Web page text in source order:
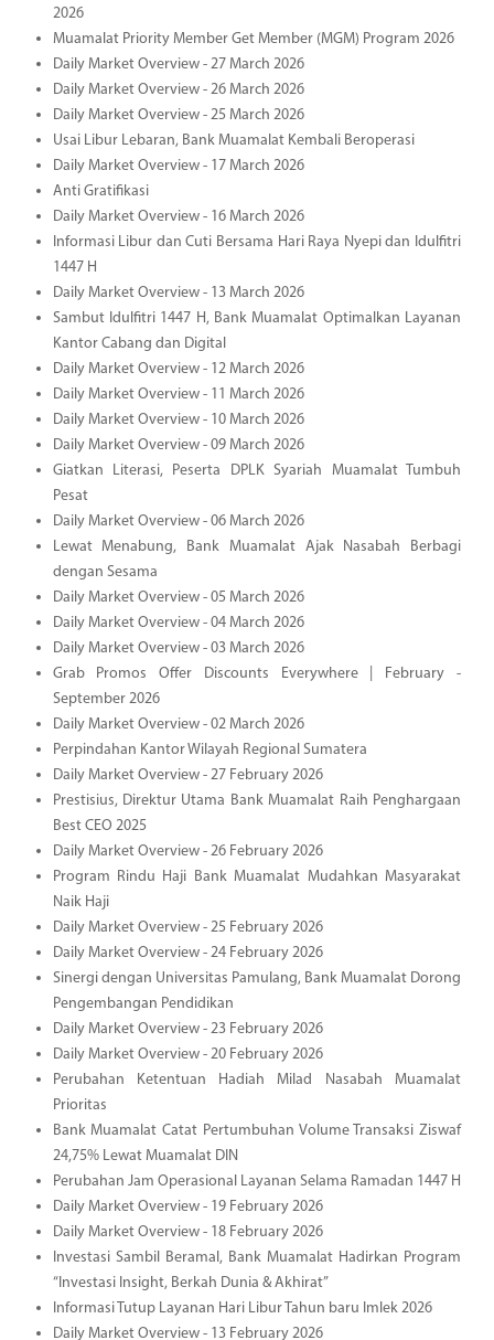
2026
Muamalat Priority Member Get Member (MGM) Program 2026
Daily Market Overview - 27 March 2026
Daily Market Overview - 26 March 2026
Daily Market Overview - 25 March 2026
Usai Libur Lebaran, Bank Muamalat Kembali Beroperasi
Daily Market Overview - 17 March 2026
Anti Gratifikasi
Daily Market Overview - 16 March 2026
Informasi Libur dan Cuti Bersama Hari Raya Nyepi dan Idulfitri
1447 H
Daily Market Overview - 13 March 2026
Sambut Idulfitri 1447 H, Bank Muamalat Optimalkan Layanan
Kantor Cabang dan Digital
Daily Market Overview - 12 March 2026
Daily Market Overview - 11 March 2026
Daily Market Overview - 10 March 2026
Daily Market Overview - 09 March 2026
Giatkan Literasi, Peserta DPLK Syariah Muamalat Tumbuh
Pesat
Daily Market Overview - 06 March 2026
Lewat Menabung, Bank Muamalat Ajak Nasabah Berbagi
dengan Sesama
Daily Market Overview - 05 March 2026
Daily Market Overview - 04 March 2026
Daily Market Overview - 03 March 2026
Grab Promos Offer Discounts Everywhere | February -
September 2026
Daily Market Overview - 02 March 2026
Perpindahan Kantor Wilayah Regional Sumatera
Daily Market Overview - 27 February 2026
Prestisius, Direktur Utama Bank Muamalat Raih Penghargaan
Best CEO 2025
Daily Market Overview - 26 February 2026
Program Rindu Haji Bank Muamalat Mudahkan Masyarakat
Naik Haji
Daily Market Overview - 25 February 2026
Daily Market Overview - 24 February 2026
Sinergi dengan Universitas Pamulang, Bank Muamalat Dorong
Pengembangan Pendidikan
Daily Market Overview - 23 February 2026
Daily Market Overview - 20 February 2026
Perubahan Ketentuan Hadiah Milad Nasabah Muamalat
Prioritas
Bank Muamalat Catat Pertumbuhan Volume Transaksi Ziswaf
24,75% Lewat Muamalat DIN
Perubahan Jam Operasional Layanan Selama Ramadan 1447 H
Daily Market Overview - 19 February 2026
Daily Market Overview - 18 February 2026
Investasi Sambil Beramal, Bank Muamalat Hadirkan Program
“Investasi Insight, Berkah Dunia & Akhirat”
Informasi Tutup Layanan Hari Libur Tahun baru Imlek 2026
Daily Market Overview - 13 February 2026